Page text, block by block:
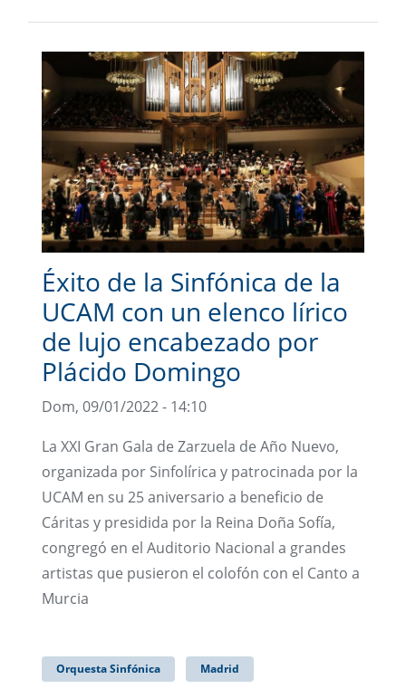
Éxito de la Sinfónica de la
UCAM con un elenco lírico
de lujo encabezado por
Plácido Domingo
Dom, 09/01/2022 - 14:10
La XXI Gran Gala de Zarzuela de Año Nuevo,
organizada por Sinfolírica y patrocinada por la
UCAM en su 25 aniversario a beneficio de
Cáritas y presidida por la Reina Doña Sofía,
congregó en el Auditorio Nacional a grandes
artistas que pusieron el colofón con el Canto a
Murcia
Orquesta Sinfónica Madrid